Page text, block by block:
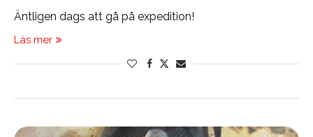
Äntligen dags att gå på expedition!
Läs mer